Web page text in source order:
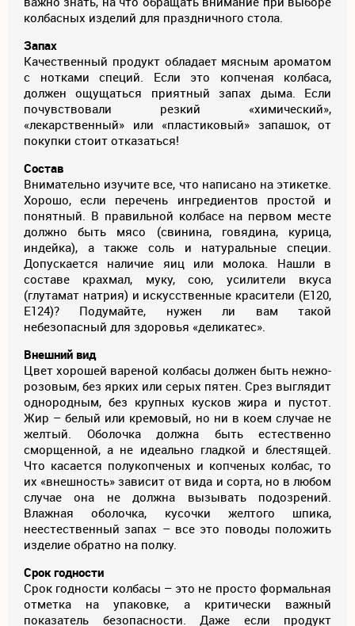
колбасных изделий для праздничного стола.
Запах
Качественный продукт обладает мясным ароматом
с нотками специй. Если это копченая колбаса,
должен ощущаться приятный запах дыма. Если
почувствовали резкий «химический»,
«лекарственный» или «пластиковый» запашок, от
покупки стоит отказаться!
Состав
Внимательно изучите все, что написано на этикетке.
Хорошо, если перечень ингредиентов простой и
понятный. В правильной колбасе на первом месте
должно быть мясо (свинина, говядина, курица,
индейка), а также соль и натуральные специи.
Допускается наличие яиц или молока. Нашли в
составе крахмал, муку, сою, усилители вкуса
(глутамат натрия) и искусственные красители (Е120,
Е124)? Подумайте, нужен ли вам такой
небезопасный для здоровья «деликатес».
Внешний вид
Цвет хорошей вареной колбасы должен быть нежно-
розовым, без ярких или серых пятен. Срез выглядит
однородным, без крупных кусков жира и пустот.
Жир – белый или кремовый, но ни в коем случае не
желтый. Оболочка должна быть естественно
сморщенной, а не идеально гладкой и блестящей.
Что касается полукопченых и копченых колбас, то
их «внешность» зависит от вида и сорта, но в любом
случае она не должна вызывать подозрений.
Влажная оболочка, кусочки желтого шпика,
неестественный запах – все это поводы положить
изделие обратно на полку.
Срок годности
Срок годности колбасы – это не просто формальная
отметка на упаковке, а критически важный
показатель безопасности. Даже если продукт